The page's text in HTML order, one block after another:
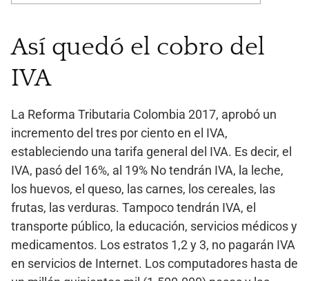
Así quedó el cobro del
IVA
La Reforma Tributaria Colombia 2017, aprobó un
incremento del tres por ciento en el IVA,
estableciendo una tarifa general del IVA. Es decir, el
IVA, pasó del 16%, al 19% No tendrán IVA, la leche,
los huevos, el queso, las carnes, los cereales, las
frutas, las verduras. Tampoco tendrán IVA, el
transporte público, la educación, servicios médicos y
medicamentos. Los estratos 1,2 y 3, no pagarán IVA
en servicios de Internet. Los computadores hasta de